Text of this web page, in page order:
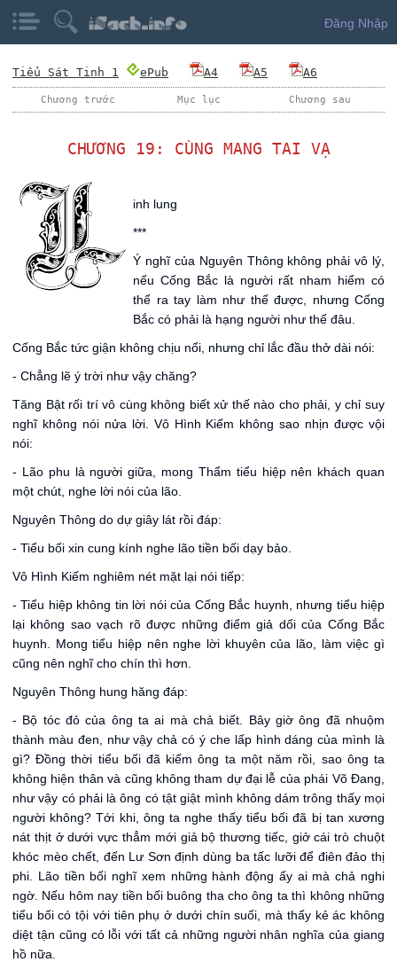
Đăng Nhập
Tiểu Sát Tinh 1 ePub A4 A5 A6
Chương trước Mục lục Chương sau
CHƯƠNG 19: CÙNG MANG TAI VẠ
inh lung
***
Ý nghĩ của Nguyên Thông không phải vô lý,
nếu Cống Bắc là người rất nham hiểm có
thể ra tay làm như thế được, nhưng Cống
Bắc có phải là hạng người như thế đâu.
Cống Bắc tức giận không chịu nổi, nhưng chỉ lắc đầu thở dài nói:
- Chẳng lẽ ý trời như vậy chăng?
Tăng Bật rối trí vô cùng không biết xử thế nào cho phải, y chỉ suy
nghĩ không nói nửa lời. Vô Hình Kiếm không sao nhịn được vội
nói:
- Lão phu là người giữa, mong Thẩm tiểu hiệp nên khách quan
một chút, nghe lời nói của lão.
Nguyên Thông do dự giây lát rồi đáp:
- Tiểu bối xin cung kính nghe lão tiền bối dạy bảo.
Vô Hình Kiếm nghiêm nét mặt lại nói tiếp:
- Tiểu hiệp không tin lời nói của Cống Bắc huynh, nhưng tiểu hiệp
lại không sao vạch rõ được những điểm giả dối của Cống Bắc
huynh. Mong tiểu hiệp nên nghe lời khuyên của lão, làm việc gì
cũng nên nghĩ cho chín thì hơn.
Nguyên Thông hung hăng đáp:
- Bộ tóc đỏ của ông ta ai mà chả biết. Bây giờ ông đã nhuộm
thành màu đen, như vậy chả có ý che lấp hình dáng của mình là
gì? Đồng thời tiểu bối đã kiếm ông ta một năm rồi, sao ông ta
không hiện thân và cũng không tham dự đại lễ của phái Võ Đang,
như vậy có phải là ông có tật giật mình không dám trông thấy mọi
người không? Tới khi, ông ta nghe thấy tiểu bối đã bị tan xương
nát thịt ở dưới vực thẳm mới giả bộ thương tiếc, giở cái trò chuột
khóc mèo chết, đến Lư Sơn định dùng ba tấc lưỡi để điên đảo thị
phi. Lão tiền bối nghĩ xem những hành động ấy ai mà chả nghi
ngờ. Nếu hôm nay tiền bối buông tha cho ông ta thì không những
tiểu bối có tội với tiên phụ ở dưới chín suối, mà thấy kẻ ác không
diệt tận cũng có lỗi với tất cả những người nhân nghĩa của giang
hồ nữa.